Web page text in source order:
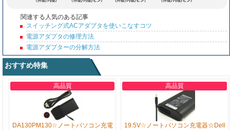
関連する人気のある記事
スイッチング式ACアダプタを使いこなすコツ
電源アダプタの修理方法
電源アダプターの分解方法
おすすめ特集
高品質
DA130PM130☆ノートパソコン充電
高品質
19.5V☆ノートパソコン充電器☆Dell